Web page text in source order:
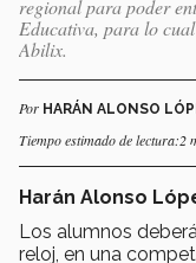
regional para poder
Educativa, para lo
Abilix.
Por HARÁN ALONSO
Tiempo estimado de lectura:2
Harán Alonso
Los alumnos
reloj, en una